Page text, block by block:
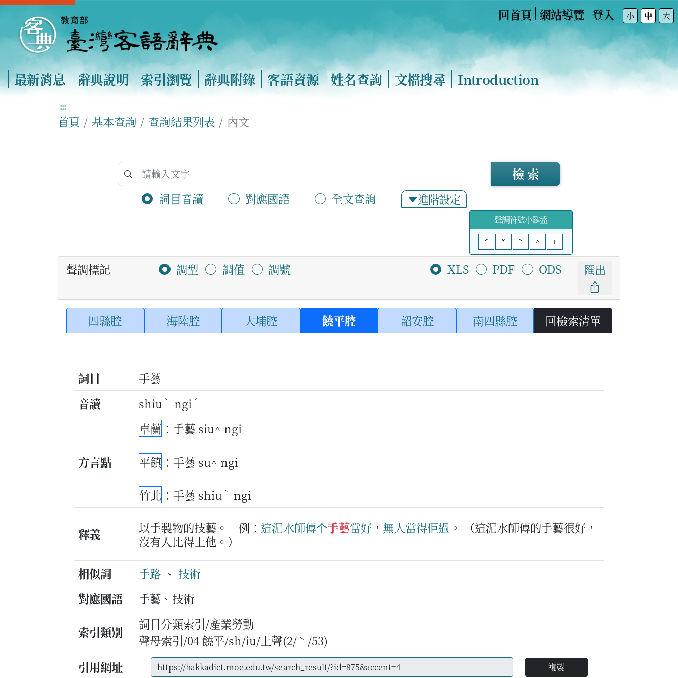
回首頁 網站導覽 登入 小 中 大
最新消息 辭典說明 索引瀏覽 辭典附錄 客語資源 姓名查詢 文檔搜尋 Introduction
:::
首頁 基本查詢 查詢結果列表 內文
詞目音讀 對應國語 全文查詢 進階設定
檢 索
聲調符號小鍵盤
ˊ
ˇ ˋ ^ +
聲調標記 調型 調值 調號 XLS PDF ODS 匯出
四縣腔 海陸腔 大埔腔 饒平腔 詔安腔 南四縣腔 回檢索清單
詞目
手藝
音讀
shiu ˋ ngi ˊ
方言點
卓蘭 ：手藝 siu^ ngi
平鎮 ：手藝 su^ ngi
竹北 ：手藝 shiu ˋ ngi
釋義 以手製物的技藝。 例： 這泥水師傅个手藝當好 ， 無人當得佢過 。
（這泥水師傅的手藝很好，
沒有人比得上他。）
相似詞
手路 、 技術
對應國語
手藝、技術
索引類別
詞目分類索引/產業勞動
聲母索引/04 饒平/sh/iu/上聲(2/ˋ/53)
引用網址
複製